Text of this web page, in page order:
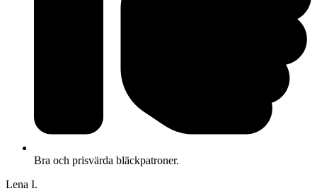
Bra och prisvärda bläckpatroner.
Lena I.